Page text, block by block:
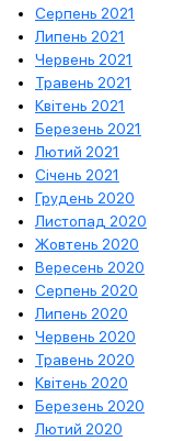
Серпень 2021
Липень 2021
Червень 2021
Травень 2021
Квітень 2021
Березень 2021
Лютий 2021
Січень 2021
Грудень 2020
Листопад 2020
Жовтень 2020
Вересень 2020
Серпень 2020
Липень 2020
Червень 2020
Травень 2020
Квітень 2020
Березень 2020
Лютий 2020